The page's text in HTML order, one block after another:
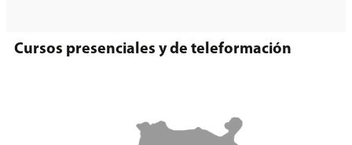
Cursos presenciales y de teleformación